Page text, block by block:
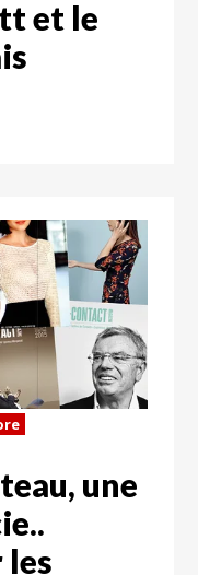
et le
une
les